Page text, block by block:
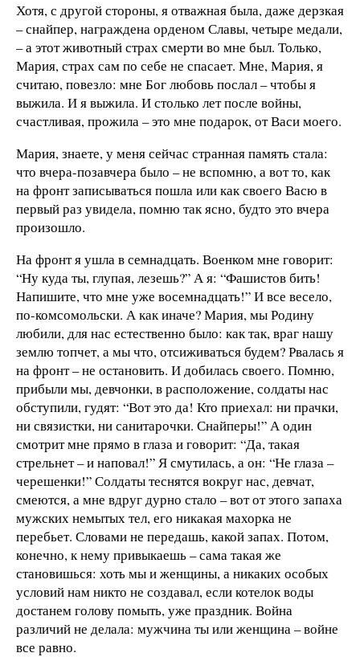
Хотя, с другой стороны, я отважная была, даже дерзкая
– снайпер, награждена орденом Славы, четыре медали,
– а этот животный страх смерти во мне был. Только,
Мария, страх сам по себе не спасает. Мне, Мария, я
считаю, повезло: мне Бог любовь послал – чтобы я
выжила. И я выжила. И столько лет после войны,
счастливая, прожила – это мне подарок, от Васи моего.
Мария, знаете, у меня сейчас странная память стала:
что вчера-позавчера было – не вспомню, а вот то, как
на фронт записываться пошла или как своего Васю в
первый раз увидела, помню так ясно, будто это вчера
произошло.
На фронт я ушла в семнадцать. Военком мне говорит:
“Ну куда ты, глупая, лезешь?” А я: “Фашистов бить!
Напишите, что мне уже восемнадцать!” И все весело,
по-комсомольски. А как иначе? Мария, мы Родину
любили, для нас естественно было: как так, враг нашу
землю топчет, а мы что, отсиживаться будем? Рвалась я
на фронт – не остановить. И добилась своего. Помню,
прибыли мы, девчонки, в расположение, солдаты нас
обступили, гудят: “Вот это да! Кто приехал: ни прачки,
ни связистки, ни санитарочки. Снайперы!” А один
смотрит мне прямо в глаза и говорит: “Да, такая
стрельнет – и наповал!” Я смутилась, а он: “Не глаза –
черешенки!” Солдаты теснятся вокруг нас, девчат,
смеются, а мне вдруг дурно стало – вот от этого запаха
мужских немытых тел, его никакая махорка не
перебьет. Словами не передашь, какой запах. Потом,
конечно, к нему привыкаешь – сама такая же
становишься: хоть мы и женщины, а никаких особых
условий нам никто не создавал, если котелок воды
достанем голову помыть, уже праздник. Война
различий не делала: мужчина ты или женщина – войне
все равно.